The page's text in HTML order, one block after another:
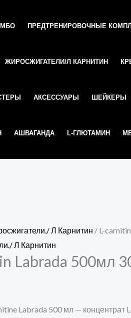
ПРЕДТРЕНИРОВОЧНЫЕ
ЖИРОСЖИГАТЕЛИ/Л КАРНИТИН
АКСЕССУАРЫ ШЕЙКЕРЫ
АШВАГАНДА L-ГЛЮТАМИН
Л Карнитин / L-
Л Карнитин
Labrada 500мл
Labrada 500 мл — концентрат